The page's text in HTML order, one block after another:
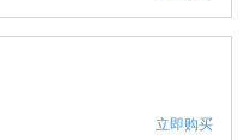
立即购买